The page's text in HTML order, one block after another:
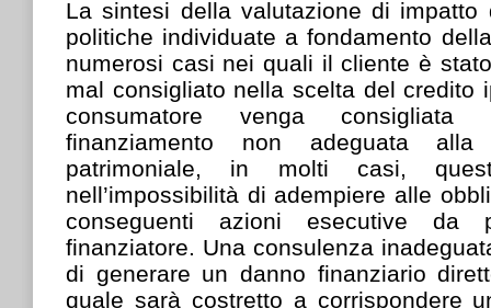
La sintesi della valutazione di impatto
politiche individuate a fondamento
numerosi casi nei quali il cliente è
mal consigliato nella scelta del credito
consumatore venga
finanziamento non adeguata alla
patrimoniale, in molti casi,
nell’impossibilità di adempiere alle
conseguenti azioni esecutive da
finanziatore. Una consulenza
di generare un danno finanziario
quale sarà costretto a corrispondere